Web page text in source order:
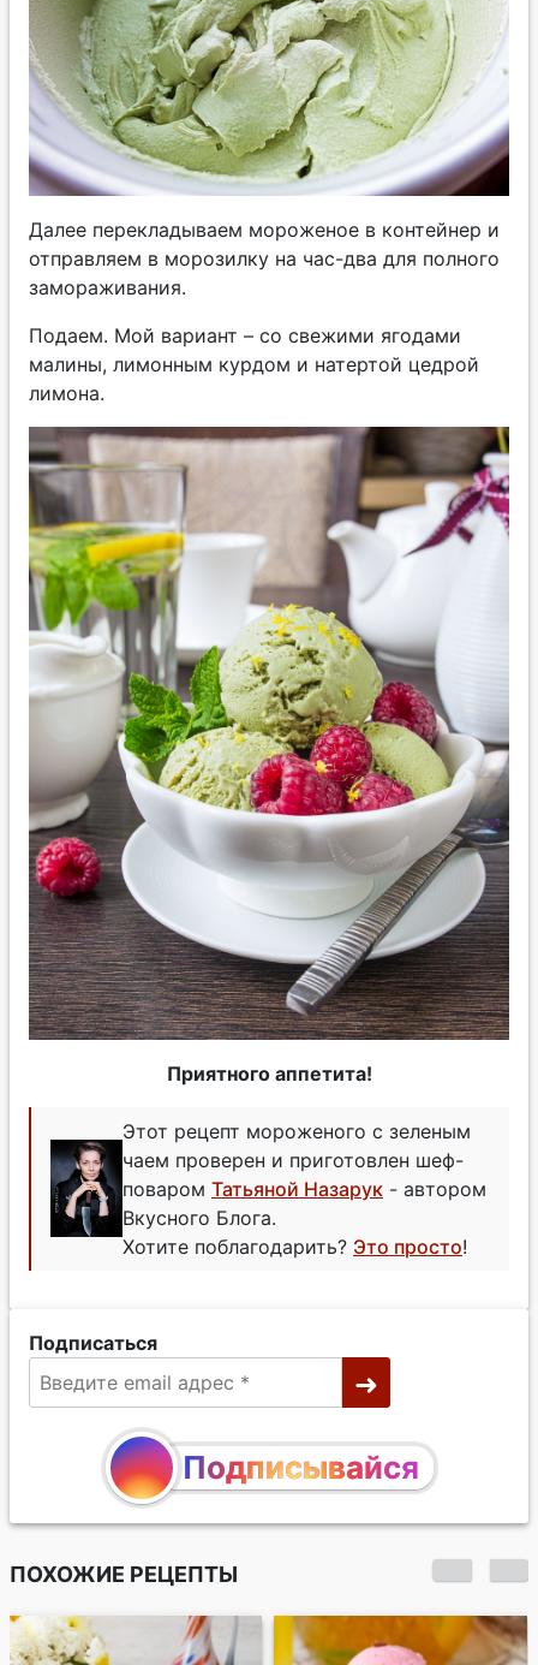
Далее перекладываем мороженое в контейнер и
отправляем в морозилку на час-два для полного
замораживания.
Подаем. Мой вариант – со свежими ягодами
малины, лимонным курдом и натертой цедрой
лимона.
Приятного аппетита!
Этот рецепт мороженого с зеленым
чаем проверен и приготовлен шеф-
поваром Татьяной Назарук - автором
Вкусного Блога.
Хотите поблагодарить? Это просто!
Подписаться
Подписывайся
ПОХОЖИЕ РЕЦЕПТЫ
Классическое